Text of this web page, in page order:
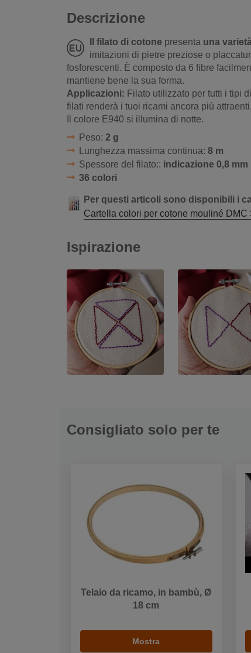
Descrizione
Il filato di cotone presenta una
imitazioni di pietre preziose o
fosforescenti. È composto da 6 fibre
mantiene bene la sua forma.
Applicazioni: Filato utilizzato per tutti i tipi
filati renderà i tuoi ricami ancora più attraenti.
Il colore E940 si illumina di notte.
Peso: 2 g
Lunghezza massima continua: 8 m
Spessore del filato:: indicazione 0,8 mm
36 colori
Per questi articoli sono disponibili i
Cartella colori per cotone mouliné
Ispirazione
Consigliato solo per te
Telaio da ricamo, in bambù, Ø
18 cm
Mostra